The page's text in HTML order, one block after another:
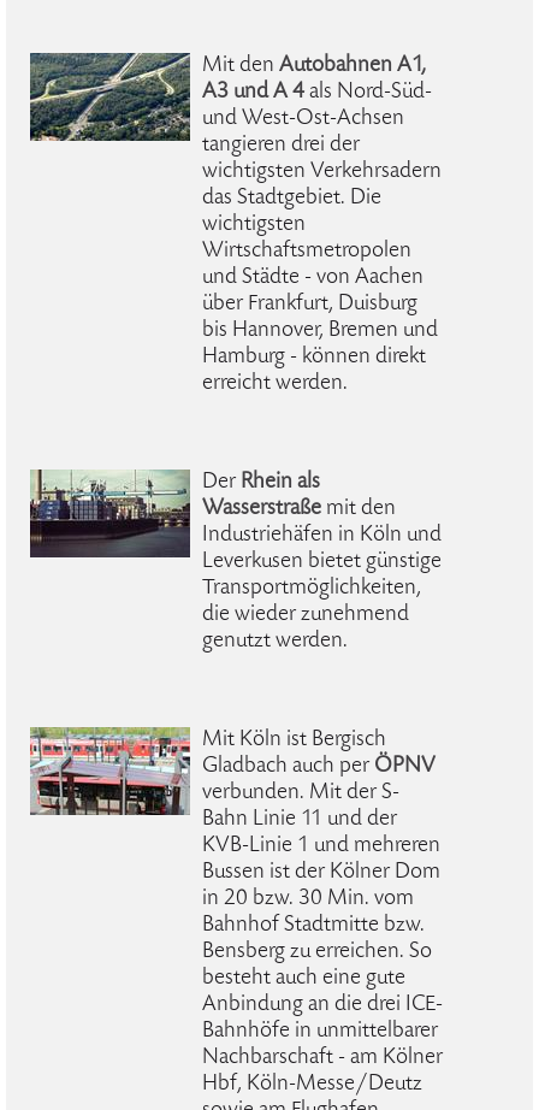
Mit den Autobahnen A1,
A3 und A 4 als Nord-Süd-
und West-Ost-Achsen
tangieren drei der
wichtigsten Verkehrsadern
das Stadtgebiet. Die
wichtigsten
Wirtschaftsmetropolen
und Städte - von Aachen
über Frankfurt, Duisburg
bis Hannover, Bremen und
Hamburg - können direkt
erreicht werden.
Der Rhein als
Wasserstraße mit den
Industriehäfen in Köln und
Leverkusen bietet günstige
Transportmöglichkeiten,
die wieder zunehmend
genutzt werden.
Mit Köln ist Bergisch
Gladbach auch per ÖPNV
verbunden. Mit der S-
Bahn Linie 11 und der
KVB-Linie 1 und mehreren
Bussen ist der Kölner Dom
in 20 bzw. 30 Min. vom
Bahnhof Stadtmitte bzw.
Bensberg zu erreichen. So
besteht auch eine gute
Anbindung an die drei ICE-
Bahnhöfe in unmittelbarer
Nachbarschaft - am Kölner
Hbf, Köln-Messe/Deutz